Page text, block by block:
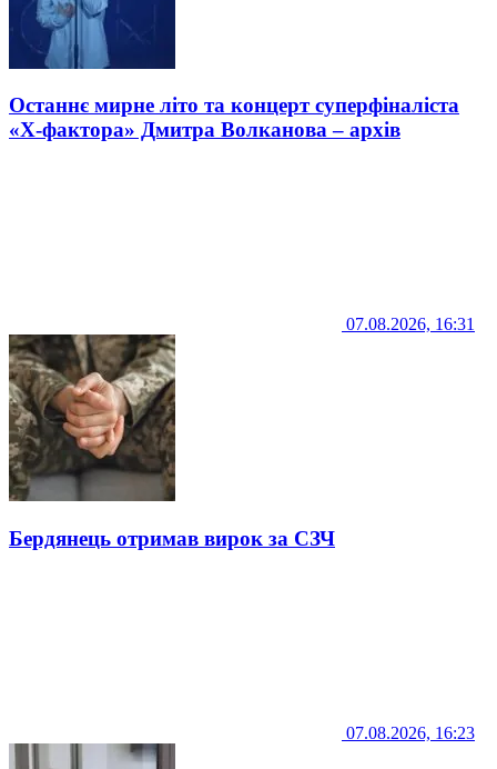
Останнє мирне літо та концерт суперфіналіста
«Х-фактора» Дмитра Волканова – архів
07.08.2026, 16:31
Бердянець отримав вирок за СЗЧ
07.08.2026, 16:23